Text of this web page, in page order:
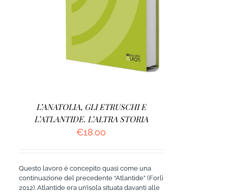
AGGIUNGI AL CARRELLO /
L’ANATOLIA, GLI ETRUSCHI E
L’ATLANTIDE. L’ALTRA STORIA
€18.00
Questo lavoro è concepito quasi come una
continuazione del precedente “Atlantide” (Forlì
2012). Atlantide era un’isola situata davanti alle